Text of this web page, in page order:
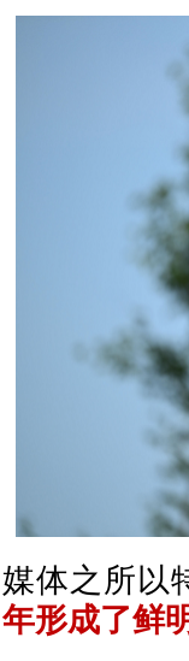
媒体之所以
年形成了鲜